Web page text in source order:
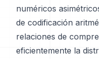
numéricos
de codificación
relaciones de
eficientemente la